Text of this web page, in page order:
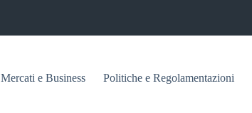
Mercati e Business Politiche e Regolamentazioni